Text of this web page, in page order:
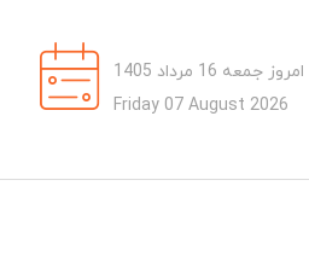
امروز جمعه 16 مرداد 1405
Friday 07 August 2026